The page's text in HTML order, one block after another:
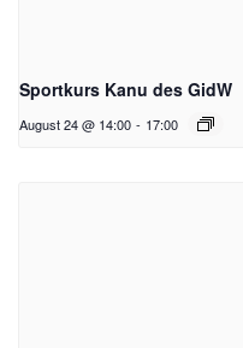
Sportkurs Kanu des GidW
August 24 @ 14:00 - 17:00